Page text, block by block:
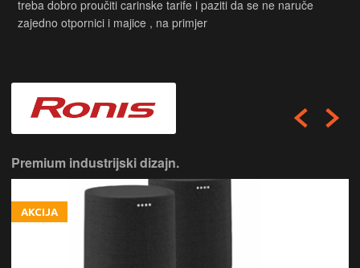
treba dobro proučiti carinske tarife i paziti da se ne naruče
zajedno otpornici i majice , na primjer
Premium industrijski dizajn.
AKCIJA